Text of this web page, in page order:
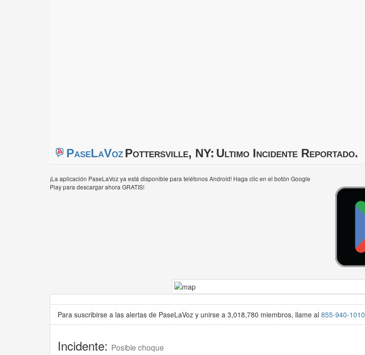
PaseLaVozPottersville, NY: Ultimo Incidente Reportado.
¡La aplicación PaseLaVoz ya está disponible para teléfonos Android! Haga clic en el botón Google
Play para descargar ahora GRATIS!
Para suscribirse a las alertas de PaseLaVoz y unirse a 3,018,780 miembros, llame al 855-940-1010
Incidente: Posible choque